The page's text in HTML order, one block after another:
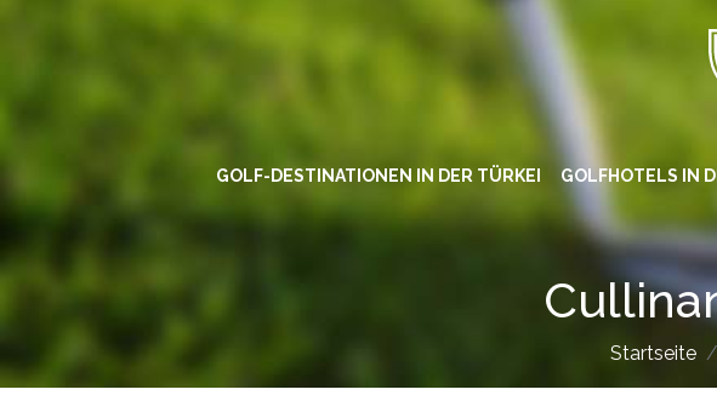
GOLF-DESTINATIONEN IN DER TÜRKEI GOLFHOTELS IN
Startseite